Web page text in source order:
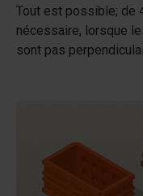
Tout est possible; de
nécessaire, lorsque
sont pas